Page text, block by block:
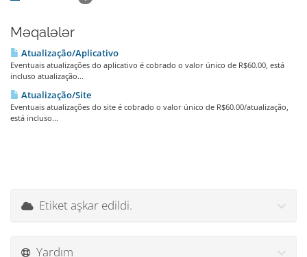
Məqalələr
Atualização/Aplicativo
Eventuais atualizações do aplicativo é cobrado o valor único de R$60.00, está
incluso atualização...
Atualização/Site
Eventuais atualizações do site é cobrado o valor único de R$60.00/atualização,
está incluso...
Etiket aşkar edildi.
Yardım